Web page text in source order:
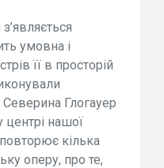
умовна і
її в просторій
Глогауер
центрі нашої
кілька
оперу, про те,